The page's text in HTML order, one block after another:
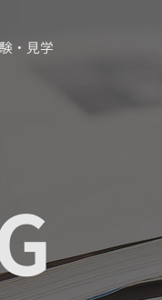
・見学